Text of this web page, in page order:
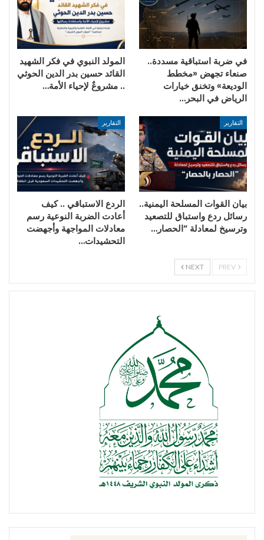
في ضربة استباقية مسددة..
صنعاء تجهض «مخطط
الوديعة» وتخنق خيارات
الرياض في البحر…
المولد النبوي في فكر الشهيد
القائد حسين بدر الدين الحوثي
.. مشروعٌ لإحياء الأمة…
التقارير
بيان القوات المسلحة اليمنية..
رسائل ردع واستباق للتصعيد
وترسيخ لمعادلة “الحصار…
التقارير
الردع الاستباقي .. كيف
أعادت الضربة النوعية رسم
معادلات المواجهة وأجهضت
التحشيدات…
NEXT